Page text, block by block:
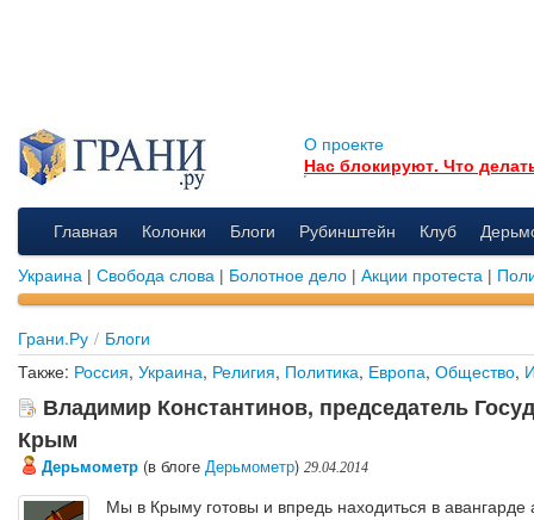
О проекте
Нас блокируют. Что
Главная Колонки Блоги Рубинштейн Клуб
Украина | Свобода слова | Болотное дело | Акции протеста |
Грани.Ру / Блоги
Также: Россия, Украина, Религия, Политика, Европа, Общество,
Владимир Константинов, председатель
Крым
Дерьмометр (в блоге Дерьмометр) 29.04.2014
Мы в Крыму готовы и впредь находиться в